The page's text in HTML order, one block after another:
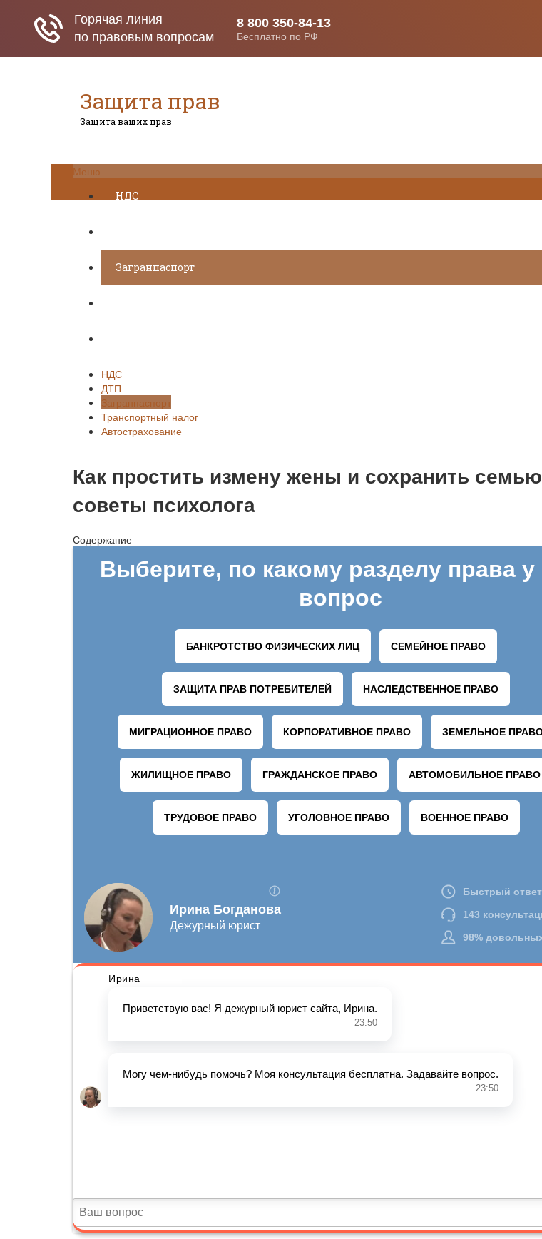
Защита прав
Защита ваших прав
Меню
НДС
Загранпаспорт
НДС
ДТП
Загранпаспорт
Транспортный налог
Автострахование
Как простить измену жены и сохранить семью
советы психолога
Содержание